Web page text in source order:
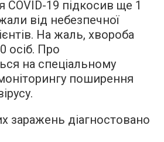
COVID-19 підкосив ще 1
від небезпечної
На жаль, хвороба
осіб. Про
на спеціальному
поширення
заражень діагностовано